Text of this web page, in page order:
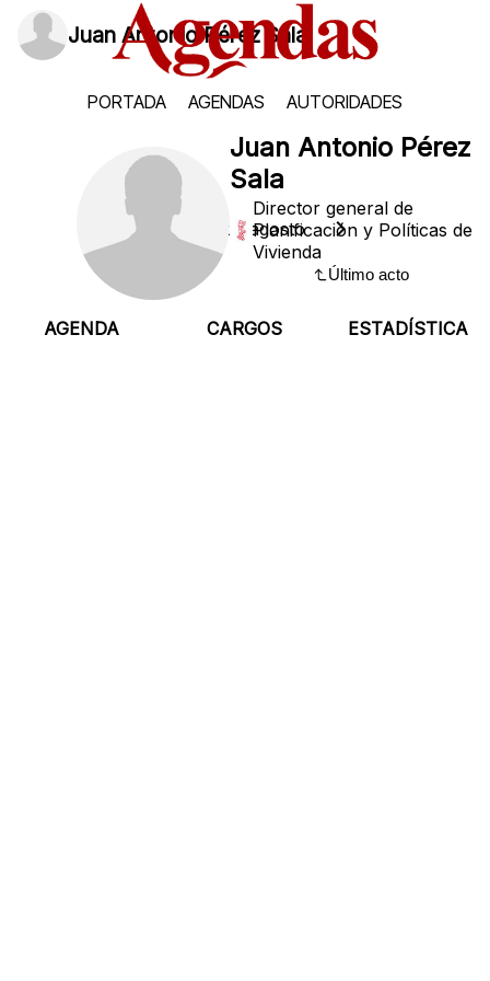
Juan Antonio Pérez Sala
PORTADA AGENDAS AUTORIDADES
Juan Antonio Pérez
Sala
Director general de
Planificación y Políticas de
Vivienda
AGENDA CARGOS ESTADÍSTICA
Sábado, 8 de agosto
Último acto